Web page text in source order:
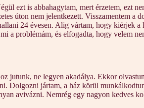
ezt is abbahagytam, mert érzetem, ezt
úton nem jelentkezett. Visszamentem a
24 évesen. Alig vártam, hogy kiérjek a
a problémám, és elfogadta, hogy velem
jutunk, ne legyen akadálya. Ekkor
Dolgozni jártam, a ház körül
avivázni. Nemrég egy nagyon kedves